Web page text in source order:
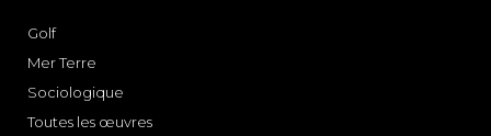
Golf
Mer Terre
Sociologique
Toutes les œuvres